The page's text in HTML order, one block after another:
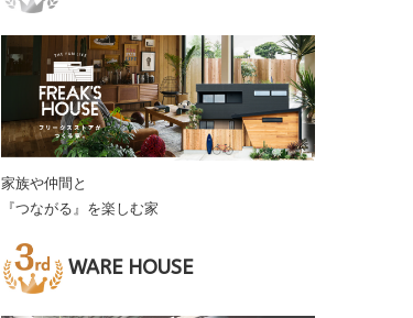
家族や仲間と
『つながる』を楽しむ家
WARE HOUSE